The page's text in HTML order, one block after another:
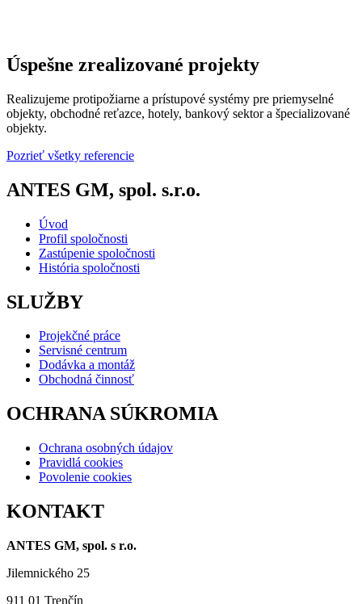
Úspešne zrealizované projekty
Realizujeme protipožiarne a prístupové systémy pre priemyselné
objekty, obchodné reťazce, hotely, bankový sektor a špecializované
objekty.
Pozrieť všetky referencie
ANTES GM, spol. s.r.o.
Úvod
Profil spoločnosti
Zastúpenie spoločnosti
História spoločnosti
SLUŽBY
Projekčné práce
Servisné centrum
Dodávka a montáž
Obchodná činnosť
OCHRANA SÚKROMIA
Ochrana osobných údajov
Pravidlá cookies
Povolenie cookies
KONTAKT
ANTES GM, spol. s r.o.
Jilemnického 25
911 01 Trenčín